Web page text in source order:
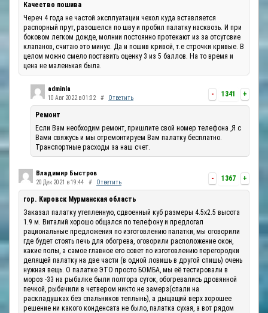
Качество пошива
Череч 4 года не частой эксплуатации чехол куда вставляется
распорный прут, разошелся по шву и пробил палатку насквозь. И при
боковом легком дожде, молнии постоянно протекают из за отсутсвие
клапанов, считаю это минус. Да и пошив кривой, т.е строчки кривые. В
целом можно смело поставить оценку 3 из 5 баллов. На то время и
цена не маленькая была.
- 1341 +
adminla
10 Авг 2022 в 01:02 # Ответить
Ремонт
Если Вам необходим ремонт, пришлите свой номер телефона ,Я с
Вами свяжусь и мы отремонтируем Вам палатку бесплатно.
Транспортные расходы за наш счет.
- 1367 +
Владимир Быстров
20 Дек 2021 в 19:44 # Ответить
гор. Кировск Мурманская область
Заказал палатку утепленную, сдвоенный куб размеры 4.5х2.5 высота
1.9 м. Виталий хорошо общался по телефону и предлогал
рациональные предложения по изготовлению палатки, мы оговорили
где будет стоять печь для обогрева, оговорили расположение окон,
какие полы, а самое главное его совет по изготовлению перегородки
делящей палатку на две части (в одной ловишь в другой спишь) очень
нужная вещь. О палатке ЭТО просто БОМБА, мы её тестировали в
мороз -33 на рыбалке были полтора суток, обогревались дровянной
печкой, рыбачили в четвером никто не замерз(спали на
раскладушках без спальников теплынь), а дыщащий верх хорошее
решение ни какого конденсата не было, палатка сухая, а вот рядом